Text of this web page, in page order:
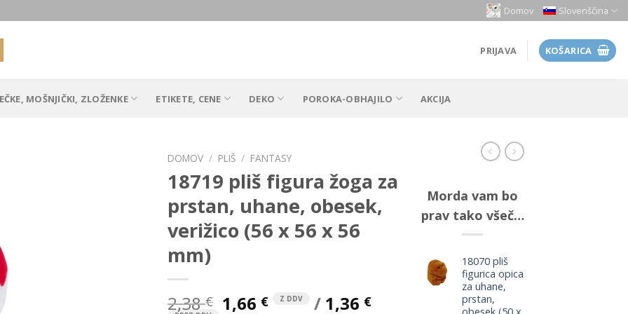
Domov Slovenščina
PRIJAVA KOŠARICA
MOŠNJIČKI, ZLOŽENKE ETIKETE, CENE DEKO POROKA-OBHAJILO AKCIJA
DOMOV / PLIŠ / FANTASY
18719 pliš figura žoga za
prstan, uhane, obesek,
verižico (56 x 56 x 56
mm)
2,38€ Izvirna
1,66 €Trenutna
Z DDV / 1,36 €
Morda vam bo
prav tako všeč…
18070 pliš
figurica opica
za uhane,
prstan,
obesek (50 x